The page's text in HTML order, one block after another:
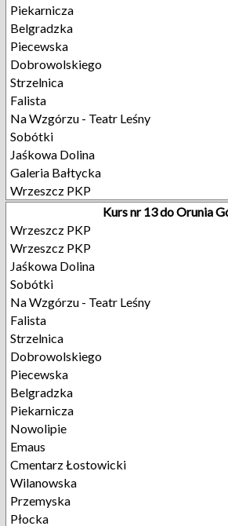
Piekarnicza
Belgradzka
Piecewska
Dobrowolskiego
Strzelnica
Falista
Na Wzgórzu - Teatr Leśny
Sobótki
Jaśkowa Dolina
Galeria Bałtycka
Wrzeszcz PKP
Kurs nr 13 do Orunia
Wrzeszcz PKP
Wrzeszcz PKP
Jaśkowa Dolina
Sobótki
Na Wzgórzu - Teatr Leśny
Falista
Strzelnica
Dobrowolskiego
Piecewska
Belgradzka
Piekarnicza
Nowolipie
Emaus
Cmentarz Łostowicki
Wilanowska
Przemyska
Płocka